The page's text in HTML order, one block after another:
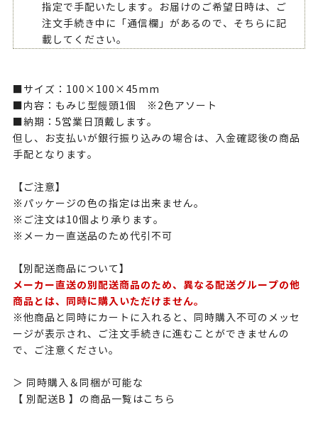
指定で手配いたします。お届けのご希望日時は、ご
注文手続き中に「通信欄」があるので、そちらに記
載してください。
■サイズ：100×100×45mm
■内容：もみじ型饅頭1個 ※2色アソート
■納期：5営業日頂戴します。
但し、お支払いが銀行振り込みの場合は、入金確認後の商品
手配となります。
【ご注意】
※パッケージの色の指定は出来ません。
※ご注文は10個より承ります。
※メーカー直送品のため代引不可
【別配送商品について】
メーカー直送の別配送商品のため、異なる配送グループの他
商品とは、同時に購入いただけません。
※他商品と同時にカートに入れると、同時購入不可のメッセ
ージが表示され、ご注文手続きに進むことができませんの
で、ご注意ください。
＞ 同時購入＆同梱が可能な
【 別配送B 】の商品一覧はこちら